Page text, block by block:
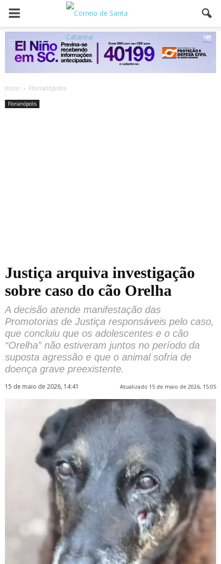
Inicio Florianópolis
Florianópolis
Justiça arquiva investigação
sobre caso do cão Orelha
A decisão atende manifestação das
Promotorias de Justiça responsáveis pelo caso,
que concluiu que os adolescentes e o cão
“Orelha” não estiveram juntos no período da
suposta agressão e que o animal sofria de
doença grave preexistente.
15 de maio de 2026, 14:41 Atualizado 15 de maio de 2026, 15:05